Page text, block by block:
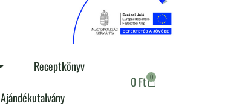
Receptkönyv
Ajándékutalvány
0Ft 0